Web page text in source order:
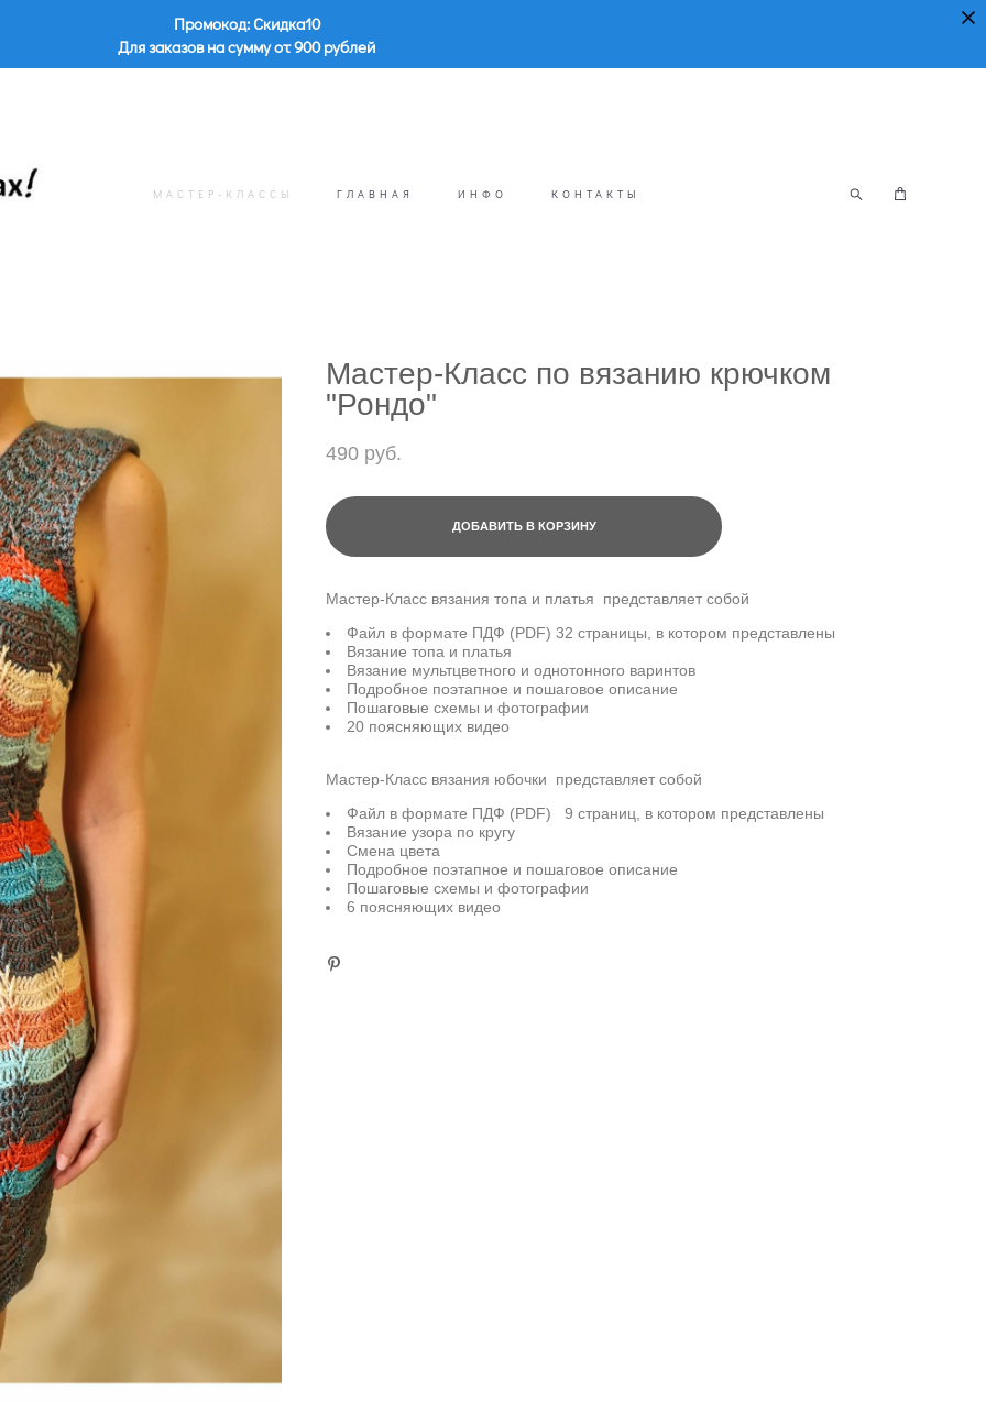
Промокод: Скидка10
Для заказов на сумму от 900 рублей
МАСТЕР-КЛАССЫ ГЛАВНАЯ ИНФО КОНТАКТЫ
Мастер-Класс по вязанию крючком
"Рондо"
490 pуб.
ДОБАВИТЬ В КОРЗИНУ
Мастер-Класс вязания топа и платья представляет собой
Файл в формате ПДФ (PDF) 32 страницы, в котором представлены
Вязание топа и платья
Вязание мультцветного и однотонного варинтов
Подробное поэтапное и пошаговое описание
Пошаговые схемы и фотографии
20 поясняющих видео
Мастер-Класс вязания юбочки представляет собой
Файл в формате ПДФ (PDF) 9 страниц, в котором представлены
Вязание узора по кругу
Смена цвета
Подробное поэтапное и пошаговое описание
Пошаговые схемы и фотографии
6 поясняющих видео